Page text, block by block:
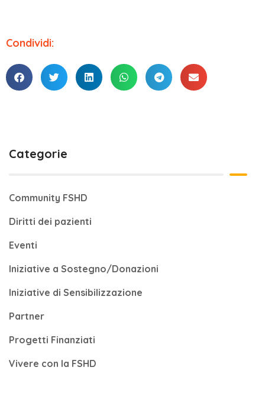
Condividi:
Categorie
Community FSHD
Diritti dei pazienti
Eventi
Iniziative a Sostegno/Donazioni
Iniziative di Sensibilizzazione
Partner
Progetti Finanziati
Vivere con la FSHD